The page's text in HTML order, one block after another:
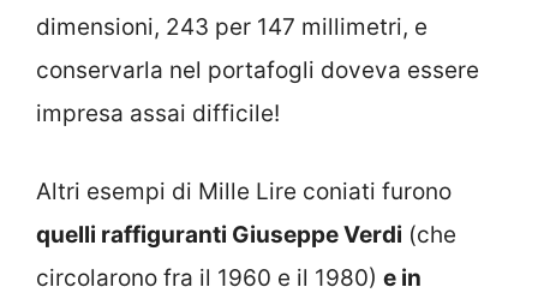
dimensioni, 243 per 147 millimetri, e
conservarla nel portafogli doveva essere
impresa assai difficile!
Altri esempi di Mille Lire coniati furono
quelli raffiguranti Giuseppe Verdi (che
circolarono fra il 1960 e il 1980) e in